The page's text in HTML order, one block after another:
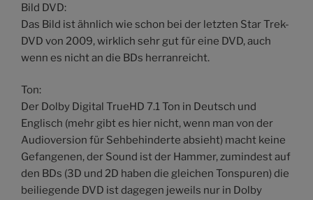
Bild DVD:
Das Bild ist ähnlich wie schon bei der letzten Star Trek-
DVD von 2009, wirklich sehr gut für eine DVD, auch
wenn es nicht an die BDs herranreicht.
Ton:
Der Dolby Digital TrueHD 7.1 Ton in Deutsch und
Englisch (mehr gibt es hier nicht, wenn man von der
Audioversion für Sehbehinderte absieht) macht keine
Gefangenen, der Sound ist der Hammer, zumindest auf
den BDs (3D und 2D haben die gleichen Tonspuren) die
beiliegende DVD ist dagegen jeweils nur in Dolby